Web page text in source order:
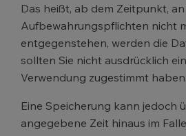
Das heißt, ab dem Zeitpunkt,
Aufbewahrungspflichten nicht
entgegenstehen, werden die
sollten Sie nicht ausdrücklich
Verwendung zugestimmt haben.
Eine Speicherung kann jedoch
angegebene Zeit hinaus im